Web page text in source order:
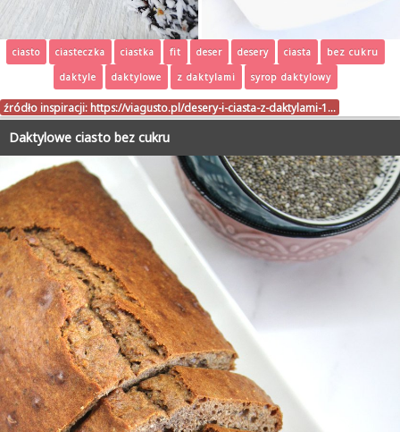
ciasto ciasteczka ciastka fit deser desery ciasta
bez cukru
daktyle
daktylowe z daktylami syrop daktylowy
źródło inspiracji: https://viagusto.pl/desery-i-ciasta-z-daktylami-1…
Daktylowe ciasto bez cukru